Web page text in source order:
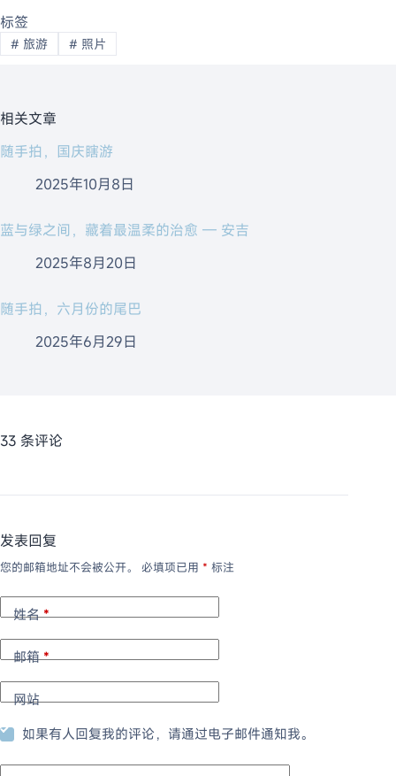
标签
# 旅游 # 照片
相关文章
随手拍，国庆瞎游
2025年10月8日
蓝与绿之间，藏着最温柔的治愈 — 安吉
2025年8月20日
随手拍，六月份的尾巴
2025年6月29日
33 条评论
发表回复
您的邮箱地址不会被公开。 必填项已用 * 标注
姓名*
邮箱*
网站
如果有人回复我的评论，请通过电子邮件通知我。